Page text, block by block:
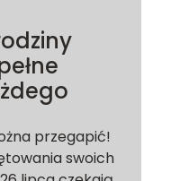
przegapić!
swoich